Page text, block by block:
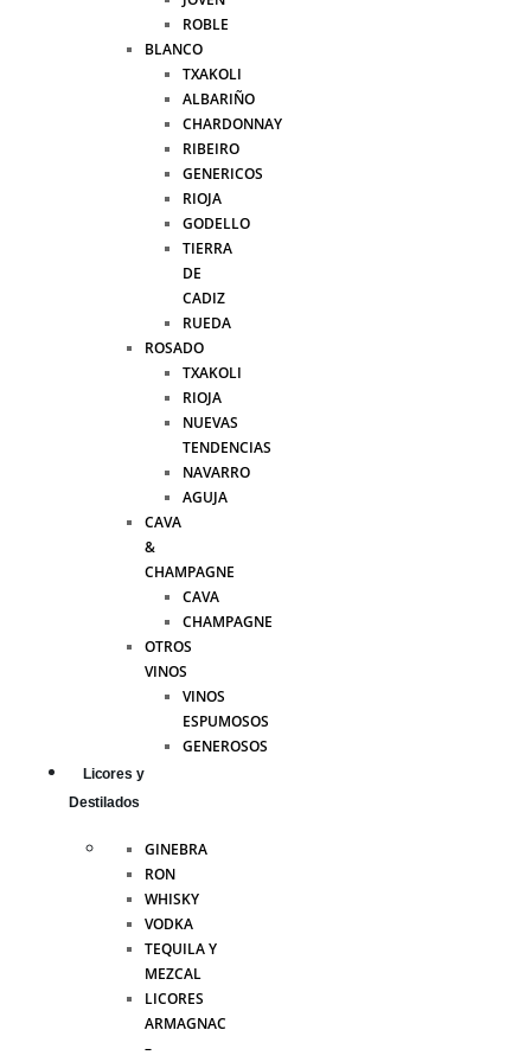
ROBLE
BLANCO
TXAKOLI
ALBARIÑO
CHARDONNAY
RIBEIRO
GENERICOS
RIOJA
GODELLO
TIERRA
DE
CADIZ
RUEDA
ROSADO
TXAKOLI
RIOJA
NUEVAS
TENDENCIAS
NAVARRO
AGUJA
CAVA
&
CHAMPAGNE
CAVA
CHAMPAGNE
OTROS
VINOS
VINOS
ESPUMOSOS
GENEROSOS
Licores y
Destilados
GINEBRA
RON
WHISKY
VODKA
TEQUILA Y
MEZCAL
LICORES
ARMAGNAC
–